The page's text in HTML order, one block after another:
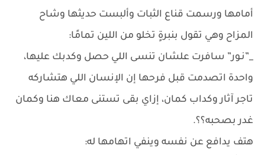
أمامها ورسمت قناع الثبات وألبست حديثها وشاح
المزاح وهي تقول بنبرةٍ تخلو من اللين تمامًا:
_”نـور” سافرت علشان تنسى اللي حصل وكدبك عليها،
واحدة اتصدمت قبل فرحها إن الإنسان اللي هتشاركه
تاجر آثار وكداب كمان، إزاي بقى تستنى معاك هنا وكمان
غدر بصحبه؟؟.
هتف يدافع عن نفسه وينفي اتهامها له: